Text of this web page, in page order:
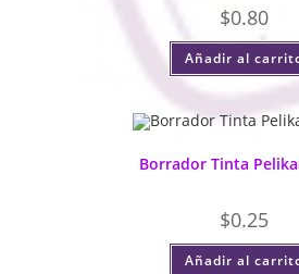
$0.80
Añadir al
Borrador Tinta
$0.25
Añadir al